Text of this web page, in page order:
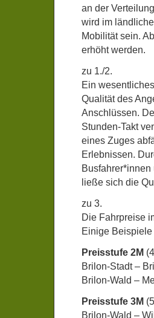
an der
wird im
Mobilität sein.
erhöht werden.
zu 1./2.
Ein
Qualität des
Anschlüssen.
Stunden-Takt
eines Zuges
Erlebnissen.
ließe sich die
zu 3.
Die Fahrpreise
Einige
Preisstufe 2M
Brilon-Stadt –
Brilon-Wald –
Preisstufe 3M
Brilon-Wald –